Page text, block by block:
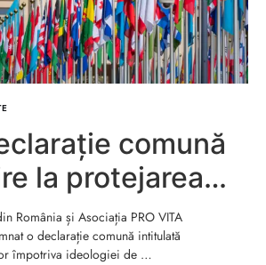
comună
la protejarea
ideologia de
ONU
România și Asociația PRO VITA
o declarație comună intitulată
împotriva ideologiei de …